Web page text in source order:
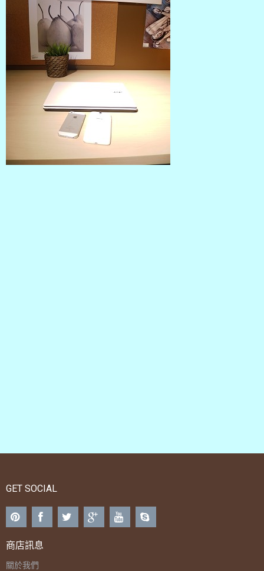
GET SOCIAL
商店訊息
關於我們